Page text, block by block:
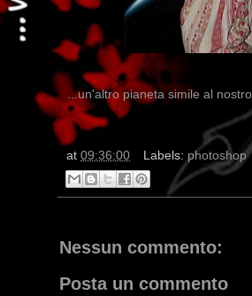
...un'altro pianeta simile al
at 09:36:00 Labels: photoshop
Nessun commento:
Posta un commento